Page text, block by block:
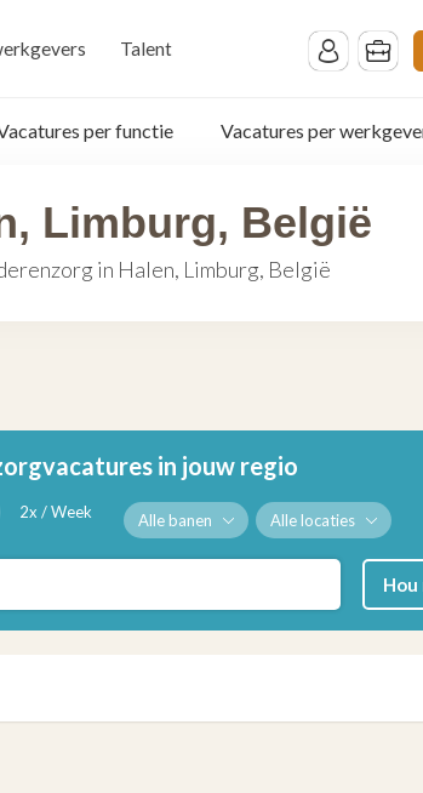
Talent
per functie Vacatures per
Limburg, België
in Halen, Limburg, België
in jouw regio
2x / Week Alle banen Alle locaties
Hou